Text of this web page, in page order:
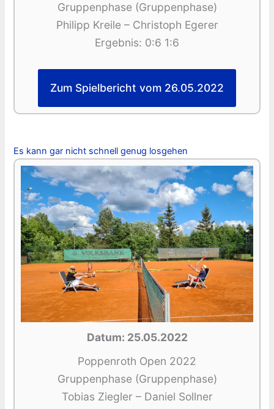
Gruppenphase (Gruppenphase)
Philipp Kreile – Christoph Egerer
Ergebnis: 0:6 1:6
Zum Spielbericht vom 26.05.2022
Es kann gar nicht schnell genug losgehen
Datum: 25.05.2022
Poppenroth Open 2022
Gruppenphase (Gruppenphase)
Tobias Ziegler – Daniel Sollner